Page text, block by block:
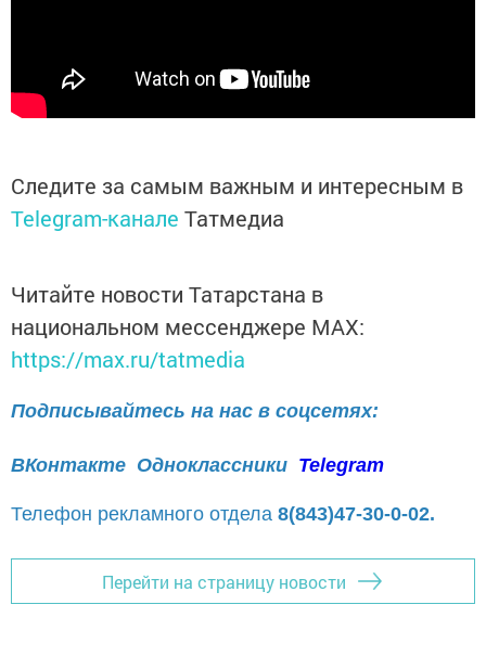
Следите за самым важным и интересным в
Telegram-канале Татмедиа
Читайте новости Татарстана в
национальном мессенджере MАХ:
https://max.ru/tatmedia
Подписывайтесь на нас в соцсетях:
ВКонтакте Одноклассники Telegram
Телефон рекламного отдела 8(843)47-30-0-02.
Перейти на страницу новости